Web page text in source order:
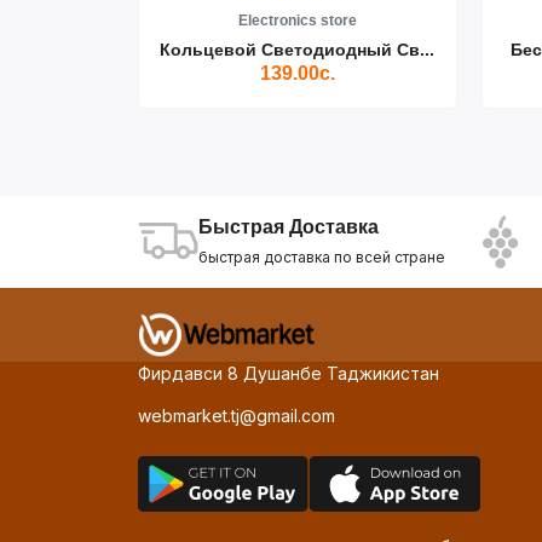
Electronics store
Кольцевой Светодиодный Св...
139.00с.
Быстрая Доставка
быстрая доставка по всей стране
Фирдавси 8 Душанбе Таджикистан
webmarket.tj@gmail.com